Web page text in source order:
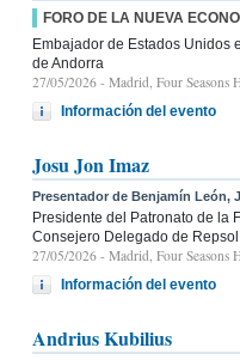
FORO DE LA NUEVA
Embajador de Estados Unidos
de Andorra
27/05/2026 - Madrid, Four Seasons
Información del evento
Josu Jon Imaz
Presentador de Benjamín León,
Presidente del Patronato de la
Consejero Delegado de Repsol
27/05/2026 - Madrid, Four Seasons
Información del evento
Andrius Kubilius